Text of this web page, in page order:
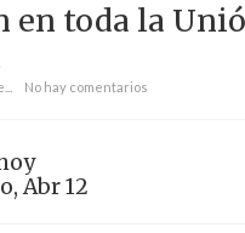
en toda la
No hay comentarios
Abr 12